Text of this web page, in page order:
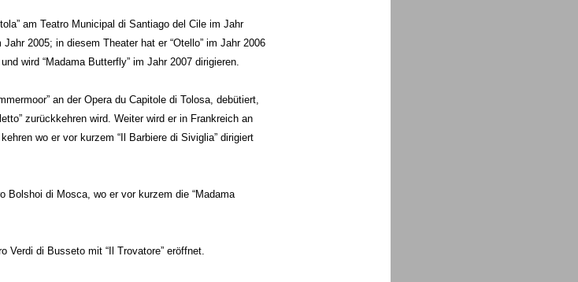
am Teatro Municipal di Santiago del Cile im Jahr
Jahr 2005; in diesem Theater hat er “Otello” im Jahr 2006
wird “Madama Butterfly” im Jahr 2007 dirigieren.
an der Opera du Capitole di Tolosa, debütiert,
zurückkehren wird. Weiter wird er in Frankreich an
wo er vor kurzem “Il Barbiere di Siviglia” dirigiert
Bolshoi di Mosca, wo er vor kurzem die “Madama
Verdi di Busseto mit “Il Trovatore” eröffnet.